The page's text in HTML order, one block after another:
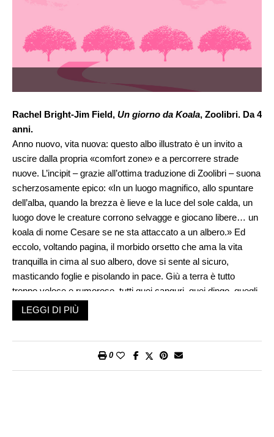
Rachel Bright-Jim Field, Un giorno da Koala, Zoolibri. Da 4
anni.
Anno nuovo, vita nuova: questo albo illustrato è un invito a
uscire dalla propria «comfort zone» e a percorrere strade
nuove. L’incipit – grazie all’ottima traduzione di Zoolibri – suona
scherzosamente epico: «In un luogo magnifico, allo spuntare
dell’alba, quando la brezza è lieve e la luce del sole calda, un
luogo dove le creature corrono selvagge e giocano libere… un
koala di nome Cesare se ne sta attaccato a un albero.» Ed
eccolo, voltando pagina, il morbido orsetto che ama la vita
tranquilla in cima al suo albero, dove si sente al sicuro,
masticando foglie e pisolando in pace. Giù a terra è tutto
troppo veloce e rumoroso, tutti quei canguri, quei dingo, quegli
altri animali che corrono e strillano gli fanno paura, anche se
continuamente lo invitano a giocare. Lui rifiuta sempre: in
qualche volta, ma restare aggrappato al suo albero è la scelta
LEGGI DI PIÙ
0